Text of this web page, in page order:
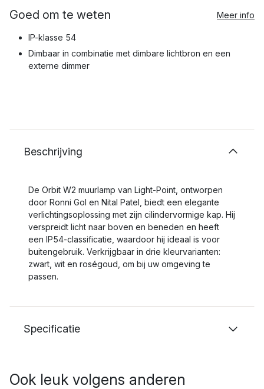
Goed om te weten Meer info
IP-klasse 54
Dimbaar in combinatie met dimbare lichtbron en een
externe dimmer
Beschrijving
De Orbit W2 muurlamp van Light-Point, ontworpen
door Ronni Gol en Nital Patel, biedt een elegante
verlichtingsoplossing met zijn cilindervormige kap. Hij
verspreidt licht naar boven en beneden en heeft
een IP54-classificatie, waardoor hij ideaal is voor
buitengebruik. Verkrijgbaar in drie kleurvarianten:
zwart, wit en roségoud, om bij uw omgeving te
passen.
Specificatie
Ook leuk volgens anderen